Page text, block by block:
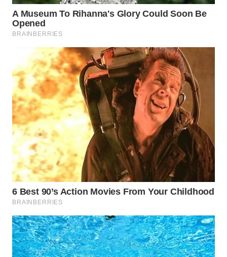
WN
KALTIM
WN
SULSEL
WN
GORONTALO
WN
SULUT
WN
MALUKU
WN
MALUT
WN
DAIRI